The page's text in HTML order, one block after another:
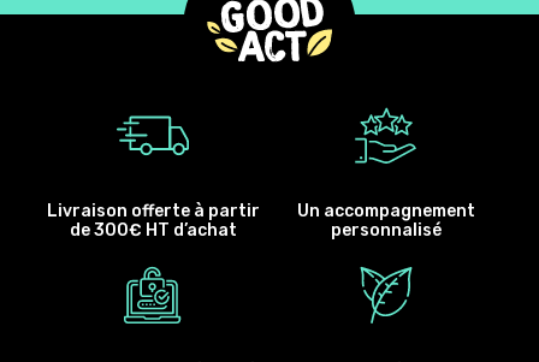
Livraison offerte à partir
de 300€ HT d’achat
Un accompagnement
personnalisé